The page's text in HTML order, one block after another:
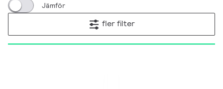
Jämför
fler filter